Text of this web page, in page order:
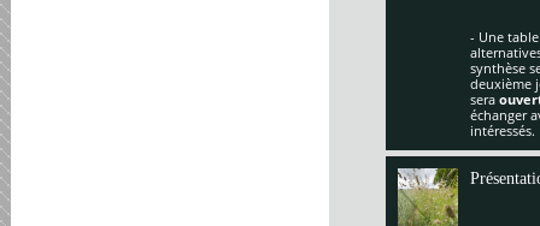
- Une
synthèse
deuxième
sera
échanger
intéressés.